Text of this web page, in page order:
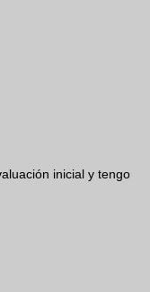
inicial y tengo